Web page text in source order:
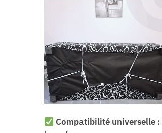
Compatibilité universelle :